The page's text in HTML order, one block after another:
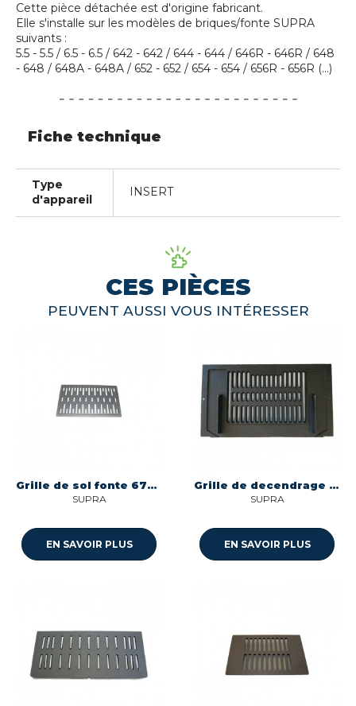
Cette pièce détachée est d'origine fabricant.
Elle s'installe sur les modèles de briques/fonte SUPRA
suivants :
5.5 - 5.5 / 6.5 - 6.5 / 642 - 642 / 644 - 644 / 646R - 646R / 648
- 648 / 648A - 648A / 652 - 652 / 654 - 654 / 656R - 656R (...)
Fiche technique
Type
d'appareil
INSERT
CES PIÈCES
PEUVENT AUSSI VOUS INTÉRESSER
Grille de sol fonte 670 noire 16328noibc Supra
SUPRA
EN SAVOIR PLUS
Grille de decendrage Supra 16783NOIBC
SUPRA
EN SAVOIR PLUS